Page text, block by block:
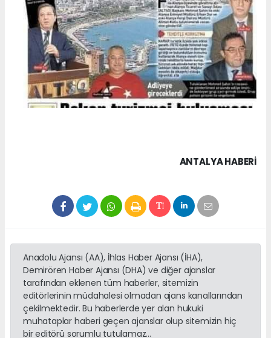
ANTALYA HABERİ
Anadolu Ajansı (AA), İhlas Haber Ajansı (İHA),
Demirören Haber Ajansı (DHA) ve diğer ajanslar
tarafından eklenen tüm haberler, sitemizin
editörlerinin müdahalesi olmadan ajans kanallarından
çekilmektedir. Bu haberlerde yer alan hukuki
muhataplar haberi geçen ajanslar olup sitemizin hiç
bir editörü sorumlu tutulamaz...